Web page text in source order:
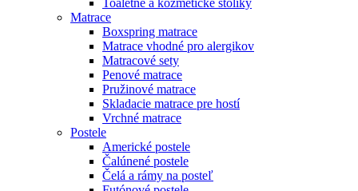
Matrace
Boxspring matrace
Matrace vhodné pro alergikov
Matracové sety
Penové matrace
Pružinové matrace
Skladacie matrace pre hostí
Vrchné matrace
Postele
Americké postele
Čalúnené postele
Čelá a rámy na posteľ